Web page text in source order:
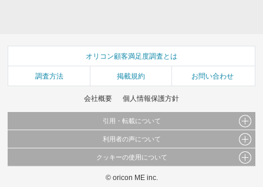
オリコン顧客満足度調査とは
調査方法 掲載規約 お問い合わせ
会社概要 個人情報保護方針
引用・転載について
当サイトで公開されている情報（文字、写真、イラスト、画像データ等）及びこれらの配
これらの情報を権利者の許可なく無断転載・複製などの二次利用を行うことは固く禁じて
利用者の声について
当サイトに掲載している内容はすべてサービスの利用者が提出された見解・感想です。
弊社の見解・ 意見ではないことをご理解いただいた上でご覧ください。
クッキーの使用について
このサイトでは Cookie を使用して、ユーザーに合わせたコンテンツや広告の表示、ソー
© oricon ME inc.